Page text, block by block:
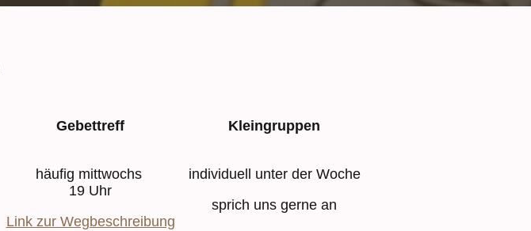
Gebettreff
häufig mittwochs
19 Uhr
Link zur Wegbeschreibung
Kleingruppen
individuell unter der Woche
sprich uns gerne an